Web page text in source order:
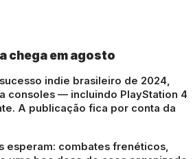
chega em agosto
indie brasileiro de 2024,
consoles — incluindo PlayStation 4
A publicação fica por conta da
esperam: combates frenéticos,